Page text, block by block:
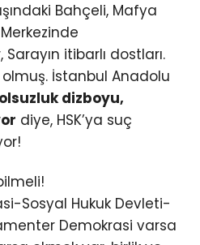
Bahçeli, Mafya
itibarlı dostları.
olmuş. İstanbul Anadolu
dizboyu,
diye, HSK’ya suç
Sosyal Hukuk Devleti-
Demokrasi varsa